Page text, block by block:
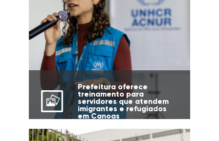
Prefeitura oferece
treinamento para
servidores que atendem
imigrantes e refugiados
em Canoas